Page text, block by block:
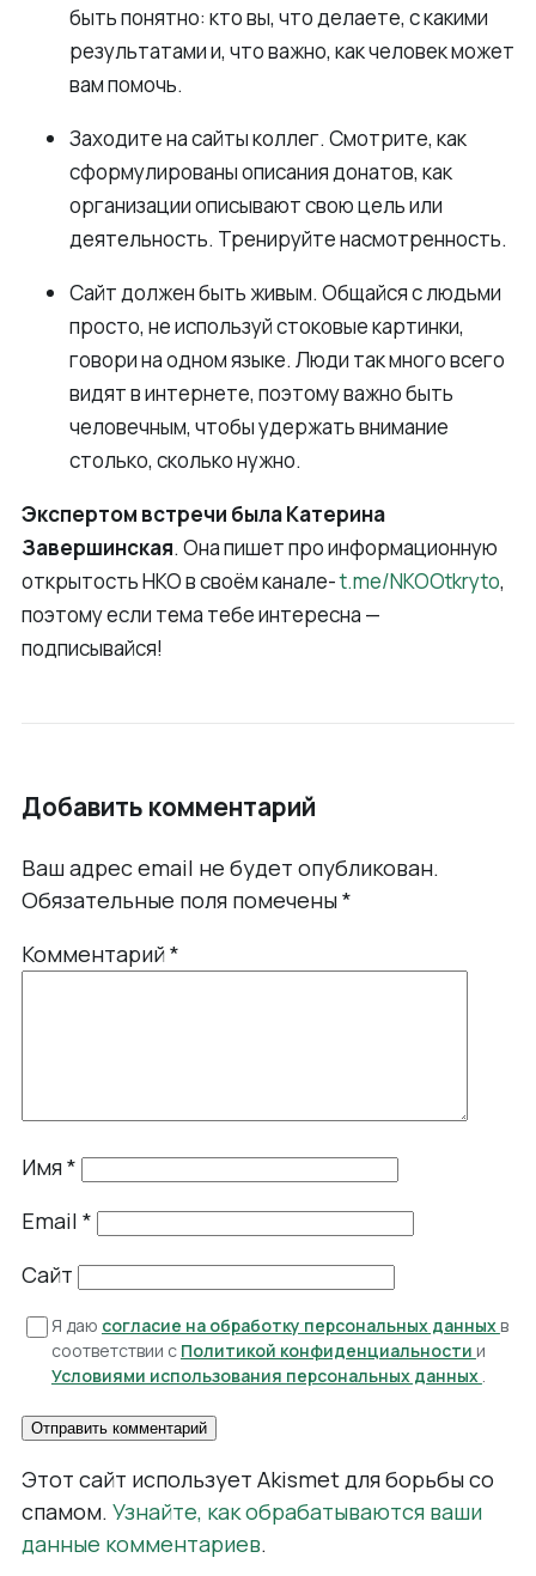
быть понятно: кто вы, что делаете, с какими
результатами и, что важно, как человек может
вам помочь.
Заходите на сайты коллег. Смотрите, как
сформулированы описания донатов, как
организации описывают свою цель или
деятельность. Тренируйте насмотренность.
Сайт должен быть живым. Общайся с людьми
просто, не используй стоковые картинки,
говори на одном языке. Люди так много всего
видят в интернете, поэтому важно быть
человечным, чтобы удержать внимание
столько, сколько нужно.
Экспертом встречи была Катерина
Завершинская. Она пишет про информационную
открытость НКО в своём канале-t.me/NKOOtkryto,
поэтому если тема тебе интересна —
подписывайся!
Добавить комментарий
Ваш адрес email не будет опубликован.
Обязательные поля помечены*
Комментарий*
Имя*
Email *
Сайт
Я даю согласие на обработку персональных данных в
соответствии с Политикой конфиденциальности и
Условиями использования персональных данных
Этот сайт использует Akismet для борьбы со
спамом. Узнайте, как обрабатываются ваши
данные комментариев.